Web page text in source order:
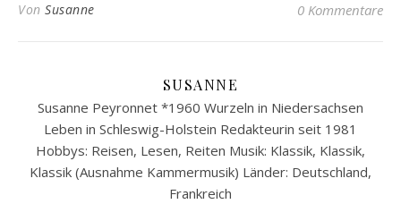
Von Susanne 0 Kommentare
SUSANNE
Susanne Peyronnet *1960 Wurzeln in Niedersachsen
Leben in Schleswig-Holstein Redakteurin seit 1981
Hobbys: Reisen, Lesen, Reiten Musik: Klassik, Klassik,
Klassik (Ausnahme Kammermusik) Länder: Deutschland,
Frankreich